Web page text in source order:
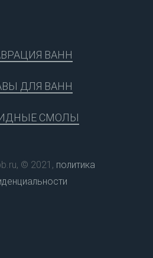
ВАНН
ДЛЯ ВАНН
СМОЛЫ
© 2021, политика